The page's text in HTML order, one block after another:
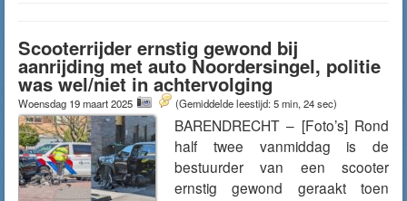
Scooterrijder ernstig gewond bij
aanrijding met auto Noordersingel, politie
was wel/niet in achtervolging
Woensdag 19 maart 2025 (Gemiddelde leestijd: 5 min, 24 sec)
BARENDRECHT – [Foto’s] Rond
half twee vanmiddag is de
bestuurder van een scooter
ernstig gewond geraakt toen